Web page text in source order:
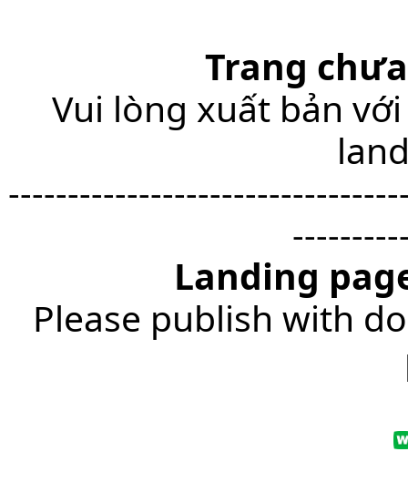
Trang
Vui lòng xuất bản
Landing
Please publish with